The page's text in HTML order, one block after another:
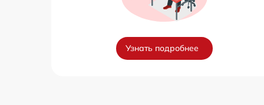
Узнать подробнее